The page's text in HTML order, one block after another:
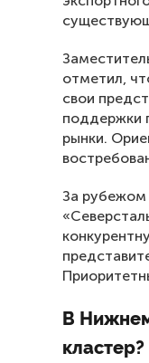
отметил,
свои
поддержки
рынки.
За рубежом
В
кластер?